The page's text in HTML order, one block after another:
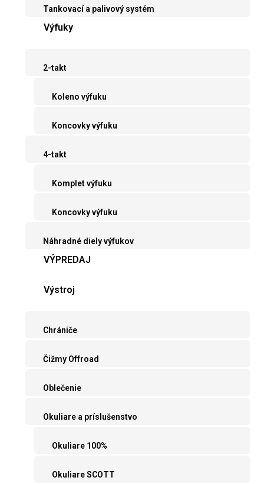
Tankovací a palivový systém
Výfuky
2-takt
Koleno výfuku
Koncovky výfuku
4-takt
Komplet výfuku
Koncovky výfuku
Náhradné diely výfukov
VÝPREDAJ
Výstroj
Chrániče
Čižmy Offroad
Oblečenie
Okuliare a príslušenstvo
Okuliare 100%
Okuliare SCOTT